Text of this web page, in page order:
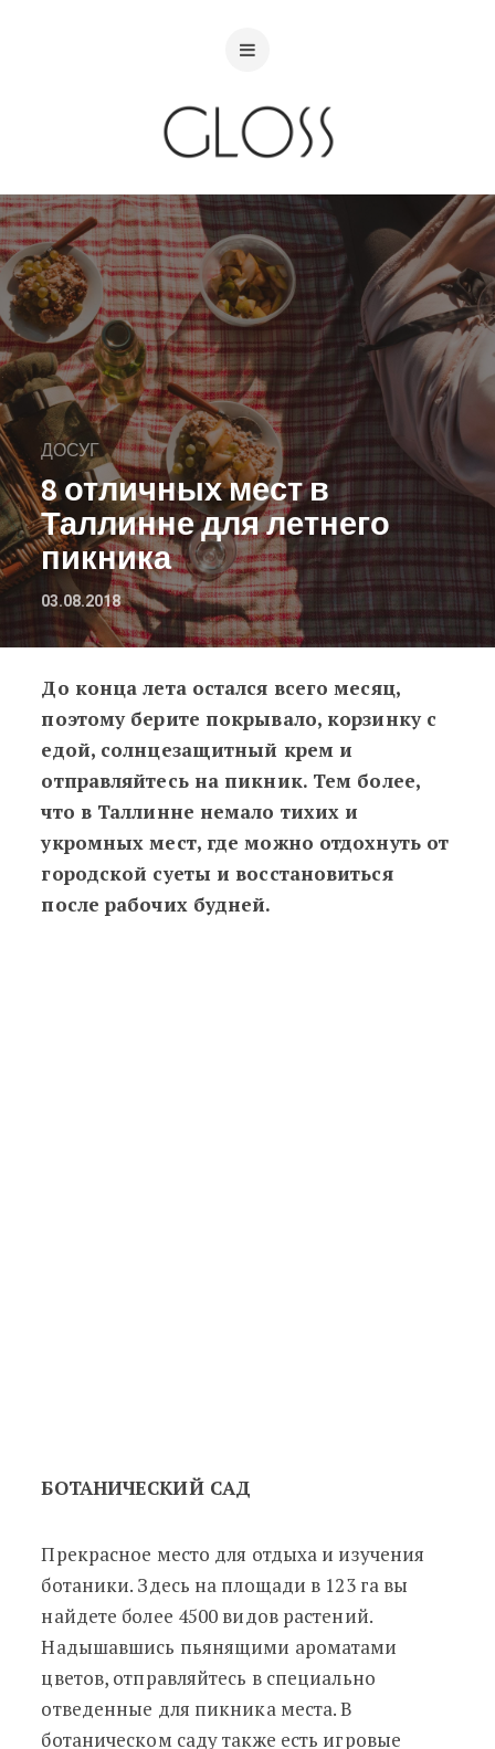
ДОСУГ
8 отличных мест в
Таллинне для летнего
пикника
03.08.2018
8 отличных мест в Таллинне для
До конца лета остался всего месяц,
поэтому берите покрывало, корзинку с
едой, солнцезащитный крем и
отправляйтесь на пикник. Тем более,
что в Таллинне немало тихих и
укромных мест, где можно отдохнуть от
городской суеты и восстановиться
после рабочих будней.
БОТАНИЧЕСКИЙ САД
Прекрасное место для отдыха и изучения
ботаники. Здесь на площади в 123 га вы
найдете более 4500 видов растений.
Надышавшись пьянящими ароматами
цветов, отправляйтесь в специально
отведенные для пикника места. В
ботаническом саду также есть игровые